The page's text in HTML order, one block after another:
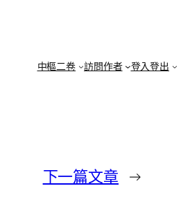
中樞二卷 訪問作者 登入登出
下一篇文章 →